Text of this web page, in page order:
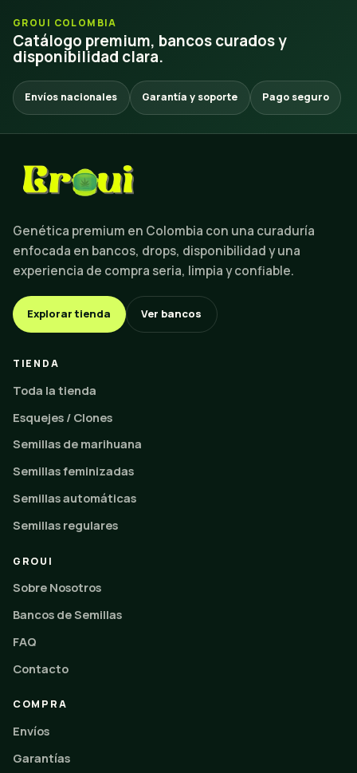
GROUI COLOMBIA
Catálogo premium, bancos curados y
disponibilidad clara.
Envíos nacionales Garantía y soporte Pago seguro
Genética premium en Colombia con una curaduría
enfocada en bancos, drops, disponibilidad y una
experiencia de compra seria, limpia y confiable.
Explorar tienda Ver bancos
TIENDA
Toda la tienda
Esquejes / Clones
Semillas de marihuana
Semillas feminizadas
Semillas automáticas
Semillas regulares
GROUI
Sobre Nosotros
Bancos de Semillas
FAQ
Contacto
COMPRA
Envíos
Garantías